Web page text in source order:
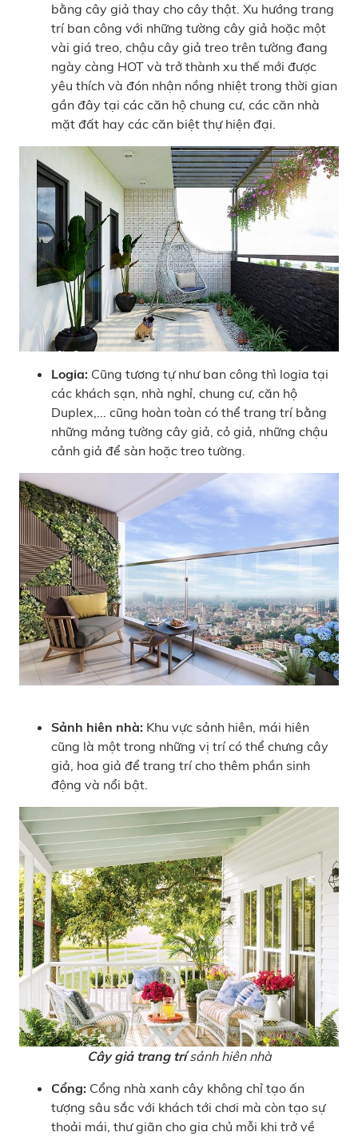
bằng cây giả thay cho cây thật. Xu hướng trang
trí ban công với những tường cây giả hoặc một
vài giá treo, chậu cây giả treo trên tường đang
ngày càng HOT và trở thành xu thế mới được
yêu thích và đón nhận nồng nhiệt trong thời gian
gần đây tại các căn hộ chung cư, các căn nhà
mặt đất hay các căn biệt thự hiện đại.
Logia: Cũng tương tự như ban công thì logia tại
các khách sạn, nhà nghỉ, chung cư, căn hộ
Duplex,... cũng hoàn toàn có thể trang trí bằng
những mảng tường cây giả, cỏ giả, những chậu
cảnh giả để sàn hoặc treo tường.
Sảnh hiên nhà: Khu vực sảnh hiên, mái hiên
cũng là một trong những vị trí có thể chưng cây
giả, hoa giả để trang trí cho thêm phần sinh
động và nổi bật.
Cây giả trang trísảnh hiên nhà
Cổng: Cổng nhà xanh cây không chỉ tạo ấn
tượng sâu sắc với khách tới chơi mà còn tạo sự
thoải mái, thư giãn cho gia chủ mỗi khi trở về